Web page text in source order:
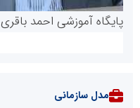
پایگاه آموزشی احمد باقری
مدل سازمانی